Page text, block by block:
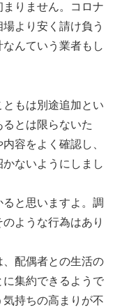
りません。コロナ
より安く請け負う
んていう業者もし
もは別途追加とい
とは限らないた
容をよく確認し、
ないようにしまし
と思いますよ。調
ような行為はあり
配偶者との生活の
集約できるようで
持ちの高まりが不